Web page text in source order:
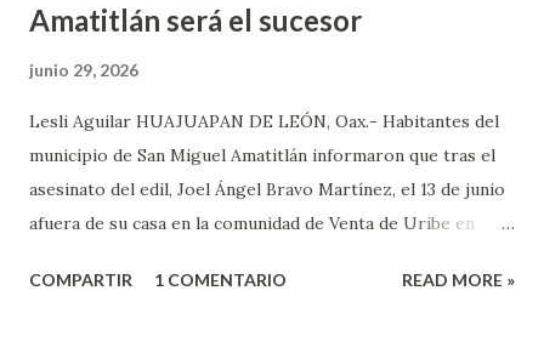
Amatitlán será el sucesor
junio 29, 2026
Lesli Aguilar HUAJUAPAN DE LEÓN, Oax.- Habitantes del
municipio de San Miguel Amatitlán informaron que tras el
asesinato del edil, Joel Ángel Bravo Martínez, el 13 de junio
afuera de su casa en la comunidad de Venta de Uribe en
el que tome protesta para poder concluir el gobierno
COMPARTIR 1 COMENTARIO READ MORE »